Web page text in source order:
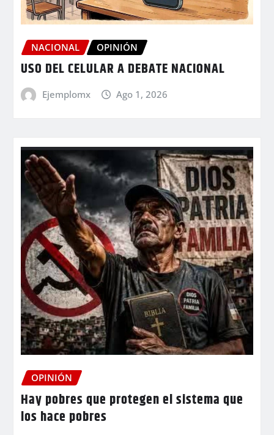
NACIONAL OPINIÓN
USO DEL CELULAR A DEBATE NACIONAL
Ejemplomx Ago 1, 2026
OPINIÓN
Hay pobres que protegen el sistema que
los hace pobres